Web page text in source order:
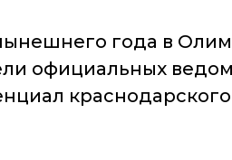
года в
официальных